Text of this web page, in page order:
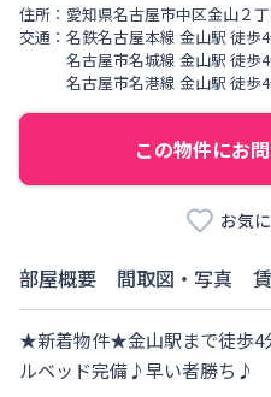
住所： 愛知県名古屋市中区金山２
交通： 名鉄名古屋本線 金山駅 徒歩4
名古屋市名城線 金山駅 徒歩4
名古屋市名港線 金山駅 徒歩4
この物件にお
お気
部屋概要 間取図・写真
★新着物件★金山駅まで徒歩4
ルベッド完備♪早い者勝ち♪